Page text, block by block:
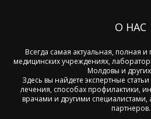
О НАС
Всегда самая актуальная, полная
медицинских учреждениях,
Молдовы и
Здесь вы найдете экспертные
лечения, способах профилактики,
врачами и другими специалистами,
партнеров.